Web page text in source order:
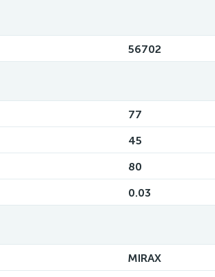
56702
77
45
80
0.03
MIRAX